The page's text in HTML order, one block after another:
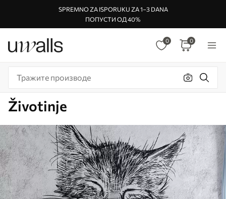
SPREMNO ZA ISPORUKU ZA 1–3 DANA
ПОПУСТИ ОД 40%
0 0
Životinje